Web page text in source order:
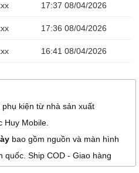
17:37 08/04/2026
17:36 08/04/2026
16:41 08/04/2026
15:38 08/04/2026
15:27 08/04/2026
13:14 08/04/2026
kiện từ nhà sản xuất
Huy Mobile.
bao gồm nguồn và màn hình
quốc. Ship COD - Giao hàng